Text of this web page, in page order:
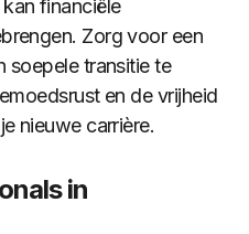
financiële
Zorg voor een
​​soepele transitie te
en de vrijheid
nieuwe carrière.
in